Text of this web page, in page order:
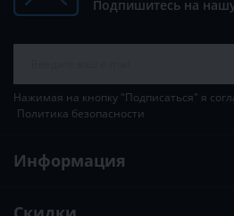
Подпишитесь на
Нажимая на кнопку "Подписаться" я
Политика безопасности
Информация